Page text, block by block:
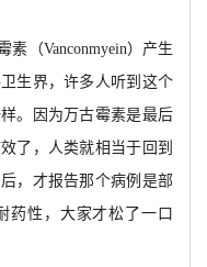
素（Vanconmyein）产生
生界，许多人听到这个
。因为万古霉素是最后
了，人类就相当于回到
，才报告那个病例是部
药性，大家才松了一口